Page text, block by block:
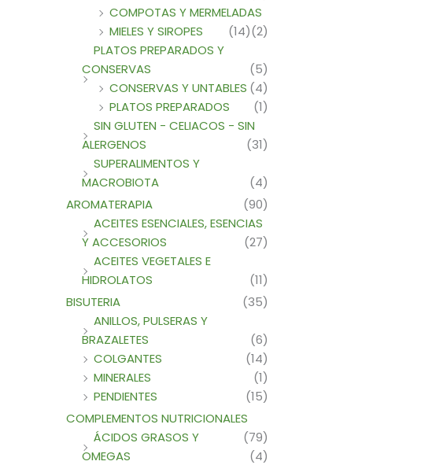
COMPOTAS Y MERMELADAS
(2)
MIELES Y SIROPES
(14)
PLATOS PREPARADOS Y
CONSERVAS
(5)
CONSERVAS Y UNTABLES (4)
PLATOS PREPARADOS
(1)
SIN GLUTEN - CELIACOS - SIN
ALERGENOS
(31)
SUPERALIMENTOS Y
MACROBIOTA
(4)
AROMATERAPIA
(90)
ACEITES ESENCIALES, ESENCIAS
Y ACCESORIOS
(27)
ACEITES VEGETALES E
HIDROLATOS
(11)
BISUTERIA
(35)
ANILLOS, PULSERAS Y
BRAZALETES
(6)
COLGANTES
(14)
MINERALES
(1)
PENDIENTES
(15)
COMPLEMENTOS NUTRICIONALES
(79)
ÁCIDOS GRASOS Y
OMEGAS
(4)